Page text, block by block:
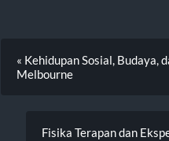
« Kehidupan Sosial,
Melbourne
Fisika Terapan dan